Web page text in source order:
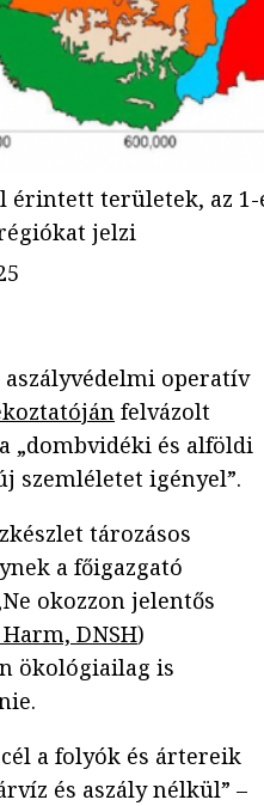
érintett területek, az
jelzi
aszályvédelmi operatív
felvázolt
„dombvidéki és alföldi
szemléletet igényel”.
tározásos
a főigazgató
okozzon jelentős
DNSH)
ökológiailag is
a folyók és ártereik
és aszály nélkül” –